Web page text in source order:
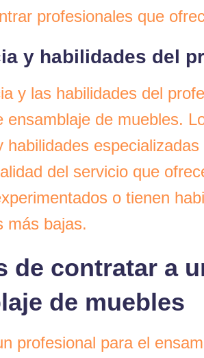
profesionales que
y habilidades del
y las habilidades del
ensamblaje de muebles.
habilidades
del servicio que
o tienen
más bajas.
de contratar a
de muebles
profesional para el